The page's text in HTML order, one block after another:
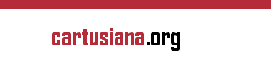
Overslaan en naar de inhoud gaan
CARTUSIANA
Geschiedenis
van de